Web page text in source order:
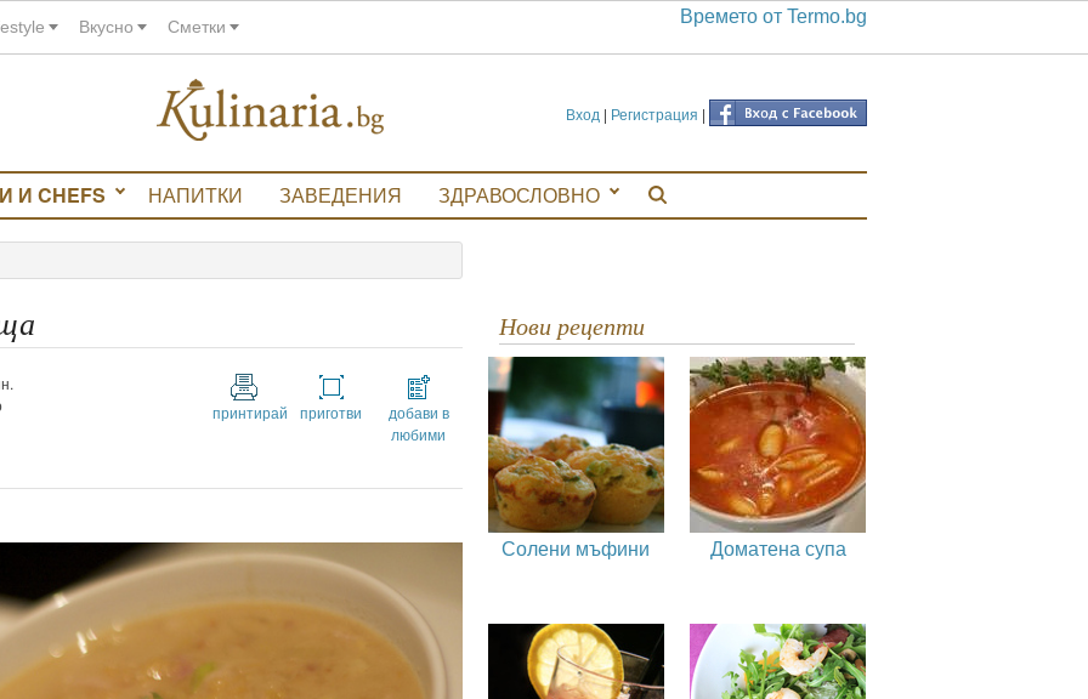
Вкусно Сметки Времето от Termo.bg
Вход | Регистрация |
И CHEFS НАПИТКИ ЗАВЕДЕНИЯ ЗДРАВОСЛОВНО
принтирай приготви
добави в
любими
Нови рецепти
Солени мъфини Доматена супа